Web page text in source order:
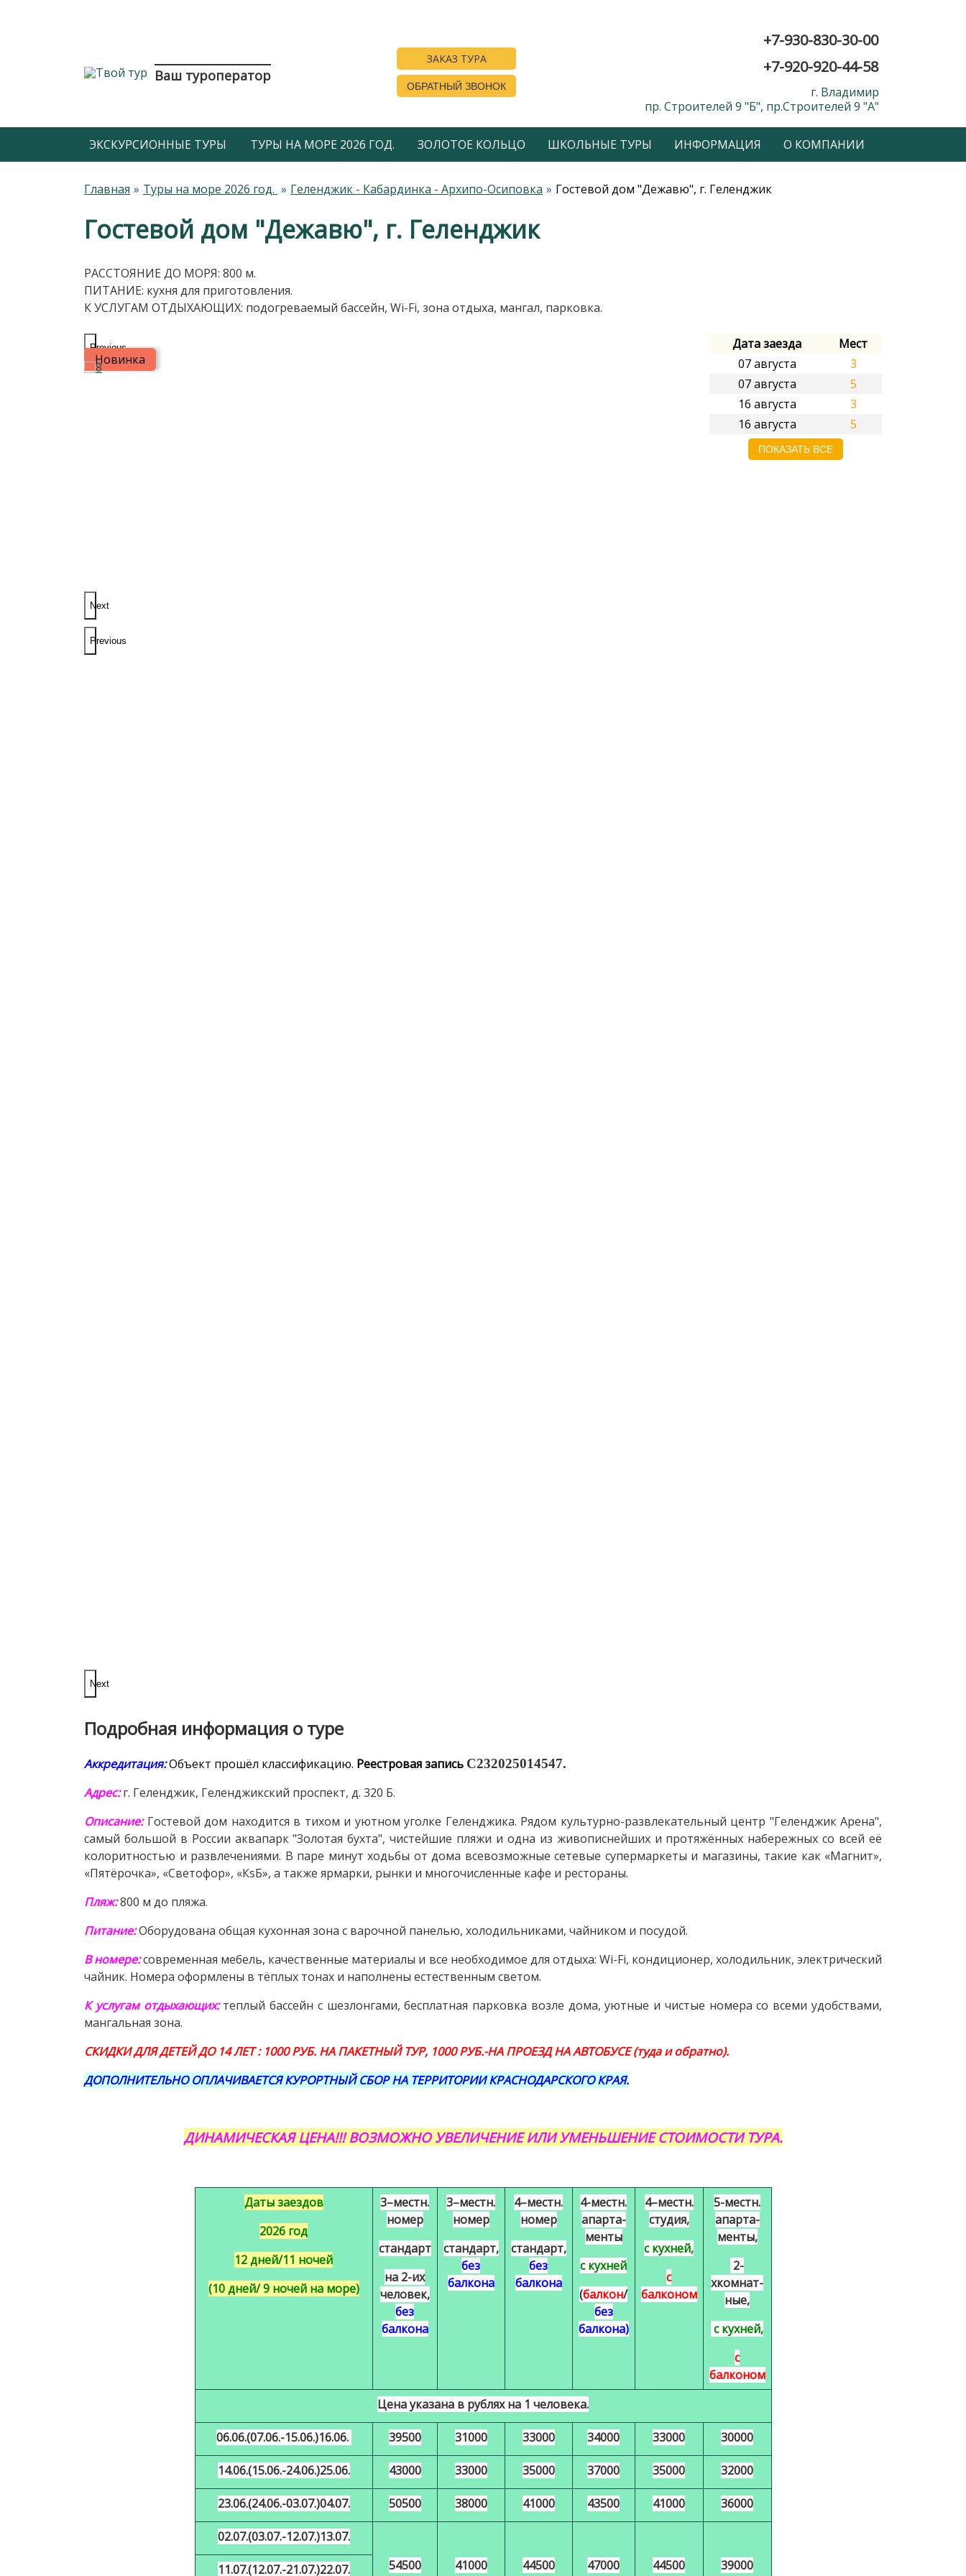
Ваш туроператор
ЗАКАЗ ТУРА
ОБРАТНЫЙ ЗВОНОК
+7-930-830-30-00
+7-920-920-44-58
г. Владимир
пр. Строителей 9 "Б", пр.Строителей 9 "А"
ЭКСКУРСИОННЫЕ ТУРЫ ТУРЫ НА МОРЕ 2026 ГОД. ЗОЛОТОЕ КОЛЬЦО ШКОЛЬНЫЕ ТУРЫ ИНФОРМАЦИЯ О КОМПАНИИ
Главная Туры на море 2026 год. Геленджик - Кабардинка - Архипо-Осиповка Гостевой дом "Дежавю", г. Геленджик
Гостевой дом "Дежавю", г. Геленджик
РАССТОЯНИЕ ДО МОРЯ: 800 м.
ПИТАНИЕ: кухня для приготовления.
К УСЛУГАМ ОТДЫХАЮЩИХ: подогреваемый бассейн, Wi-Fi, зона отдыха, мангал, парковка.
Новинка
Previous
Next
Previous
Next
Дата заезда
Мест
07 августа
3
07 августа
5
16 августа
3
16 августа
5
ПОКАЗАТЬ ВСЕ
Подробная информация о туре
Аккредитация:Объект прошёл классификацию. Реестровая запись С232025014547.
Адрес: г. Геленджик, Геленджикский проспект, д. 320 Б.
Описание: Гостевой дом находится в тихом и уютном уголке Геленджика. Рядом культурно-развлекательный центр "Геленджик Арена",
самый большой в России аквапарк "Золотая бухта", чистейшие пляжи и одна из живописнейших и протяжённых набережных со всей её
колоритностью и развлечениями. В паре минут ходьбы от дома всевозможные сетевые супермаркеты и магазины, такие как «Магнит»,
«Пятёрочка», «Светофор», «КsБ», а также ярмарки, рынки и многочисленные кафе и рестораны.
Пляж:800 м до пляжа.
Питание:Оборудована общая кухонная зона с варочной панелью, холодильниками, чайником и посудой.
В номере:современная мебель, качественные материалы и все необходимое для отдыха: Wi-Fi, кондиционер, холодильник, электрический
чайник. Номера оформлены в тёплых тонах и наполнены естественным светом.
К услугам отдыхающих: теплый бассейн с шезлонгами, бесплатная парковка возле дома, уютные и чистые номера со всеми удобствами,
мангальная зона.
СКИДКИ ДЛЯ ДЕТЕЙ ДО 14 ЛЕТ : 1000 РУБ. НА ПАКЕТНЫЙ ТУР, 1000 РУБ.-НА ПРОЕЗД НА АВТОБУСЕ (туда и обратно).
ДОПОЛНИТЕЛЬНО ОПЛАЧИВАЕТСЯ КУРОРТНЫЙ СБОР НА ТЕРРИТОРИИ КРАСНОДАРСКОГО КРАЯ.
ДИНАМИЧЕСКАЯ ЦЕНА!!! ВОЗМОЖНО УВЕЛИЧЕНИЕ ИЛИ УМЕНЬШЕНИЕ СТОИМОСТИ ТУРА.
Даты заездов
2026 год
12 дней/11 ночей
(10 дней/ 9 ночей на море)
3–местн.
номер
стандарт
на 2-их
человек,
без
балкона
3–местн.
номер
стандарт,
без
балкона
4–местн.
номер
стандарт,
без
балкона
4-местн.
апарта-
менты
с кухней
(балкон/
без
балкона)
4–местн.
студия,
с кухней,
с
балконом
5-местн.
апарта-
менты,
2-
хкомнат-
ные,
с кухней,
с
балконом
Цена указана в рублях на 1 человека.
06.06.(07.06.-15.06.)16.06. 39500 31000 33000 34000 33000 30000
14.06.(15.06.-24.06.)25.06. 43000 33000 35000 37000 35000 32000
23.06.(24.06.-03.07.)04.07. 50500 38000 41000 43500 41000 36000
02.07.(03.07.-12.07.)13.07.
54500
41000 44500 47000 44500 39000
11.07.(12.07.-21.07.)22.07.